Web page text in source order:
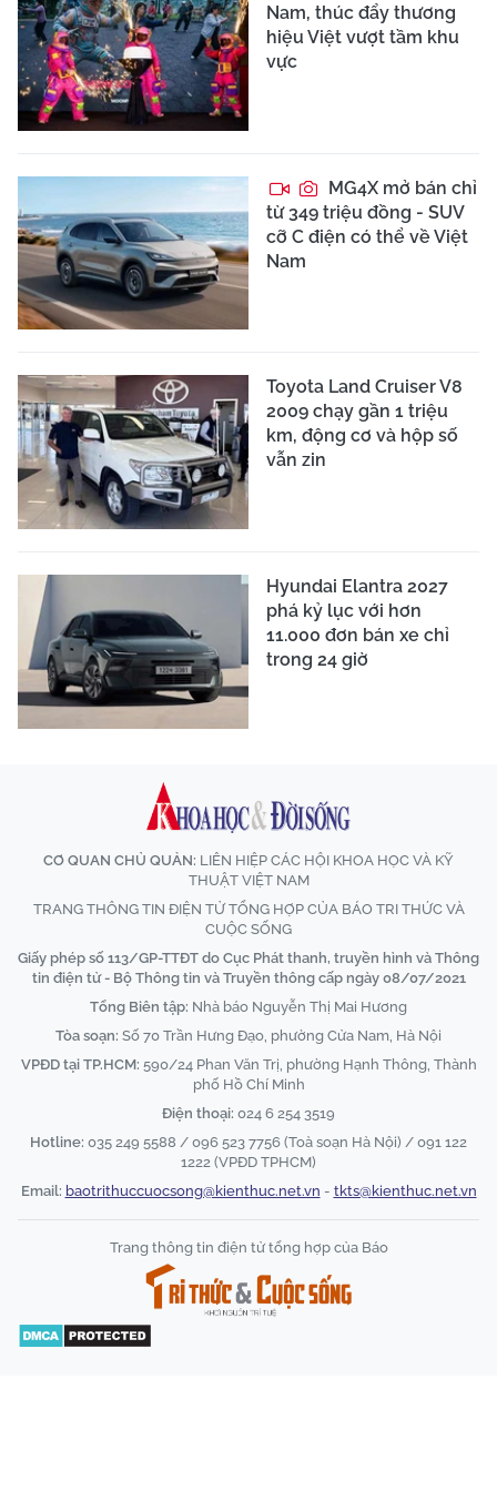
Nam, thúc đẩy thương
hiệu Việt vượt tầm khu
vực
MG4X mở bán chỉ
từ 349 triệu đồng - SUV
cỡ C điện có thể về Việt
Nam
Toyota Land Cruiser V8
2009 chạy gần 1 triệu
km, động cơ và hộp số
vẫn zin
Hyundai Elantra 2027
phá kỷ lục với hơn
11.000 đơn bán xe chỉ
trong 24 giờ
CƠ QUAN CHỦ QUẢN: LIÊN HIỆP CÁC HỘI KHOA HỌC VÀ KỸ
THUẬT VIỆT NAM
TRANG THÔNG TIN ĐIỆN TỬ TỔNG HỢP CỦA BÁO TRI THỨC VÀ
CUỘC SỐNG
Giấy phép số 113/GP-TTĐT do Cục Phát thanh, truyền hình và Thông
tin điện tử - Bộ Thông tin và Truyền thông cấp ngày 08/07/2021
Tổng Biên tập: Nhà báo Nguyễn Thị Mai Hương
Tòa soạn: Số 70 Trần Hưng Đạo, phường Cửa Nam, Hà Nội
VPĐD tại TP.HCM: 590/24 Phan Văn Trị, phường Hạnh Thông, Thành
phố Hồ Chí Minh
Điện thoại: 024 6 254 3519
Hotline: 035 249 5588 / 096 523 7756 (Toà soạn Hà Nội) / 091 122
1222 (VPĐD TPHCM)
Email: baotrithuccuocsong@kienthuc.net.vn - tkts@kienthuc.net.vn
Trang thông tin điện tử tổng hợp của Báo